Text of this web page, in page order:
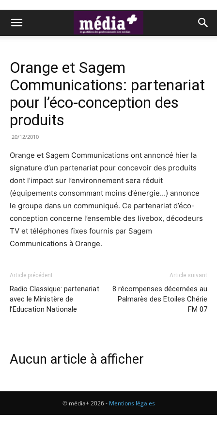
Orange et Sagem
Communications: partenariat
pour l’éco-conception des
produits
20/12/2010
Orange et Sagem Communications ont annoncé hier la
signature d’un partenariat pour concevoir des produits
dont l’impact sur l’environnement sera réduit
(équipements consommant moins d’énergie…) annonce
le groupe dans un communiqué. Ce partenariat d’éco-
conception concerne l’ensemble des livebox, décodeurs
TV et téléphones fixes fournis par Sagem
Communications à Orange.
Article précédent
Radio Classique: partenariat
avec le Ministère de
l’Education Nationale
Article suivant
8 récompenses décernées au
Palmarès des Etoiles Chérie
FM 07
Aucun article à afficher
© média+ 2026 - Mentions légales